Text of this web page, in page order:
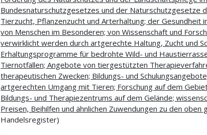
Bundesnaturschutzgesetzes und der Naturschutzgesetze
Tierzucht, Pflanzenzucht und Arterhaltung; der Gesundheit
von Menschen im Besonderen; von Wissenschaft und
verwirklicht werden durch artgerechte Haltung, Zucht und
Erhaltungsprogramme für bedrohte Wild- und
Tiernotfällen; Angebote von tiergestützten
therapeutischen Zwecken; Bildungs- und
artgerechten Umgang mit Tieren; Forschung auf dem
Bildungs- und Therapiezentrums auf dem Gelände;
Preisen, Beihilfen und ähnlichen Zuwendungen zu den oben
Handelsregister)